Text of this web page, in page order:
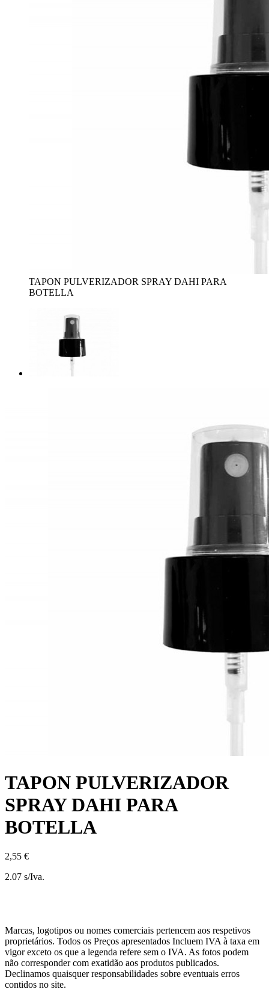
TAPON PULVERIZADOR SPRAY DAHI PARA
BOTELLA
TAPON PULVERIZADOR
SPRAY DAHI PARA
BOTELLA
2,55 €
2.07 s/Iva.
Marcas, logotipos ou nomes comerciais pertencem aos respetivos
proprietários. Todos os Preços apresentados Incluem IVA à taxa em
vigor exceto os que a legenda refere sem o IVA. As fotos podem
não corresponder com exatidão aos produtos publicados.
Declinamos quaisquer responsabilidades sobre eventuais erros
contidos no site.